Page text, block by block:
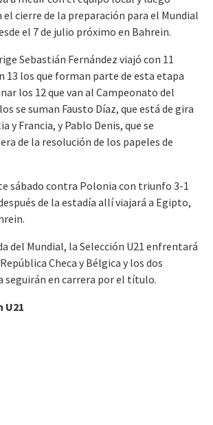
cierre de la preparación para el Mundial
el 7 de julio próximo en Bahrein.
Sebastián Fernández viajó con 11
13 los que forman parte de esta etapa
los 12 que van al Campeonato del
se suman Fausto Díaz, que está de gira
y Francia, y Pablo Denis, que se
de la resolución de los papeles de
sábado contra Polonia con triunfo 3-1
de la estadía allí viajará a Egipto,
del Mundial, la Selección U21 enfrentará
Checa y Bélgica y los dos
seguirán en carrera por el título.
U21